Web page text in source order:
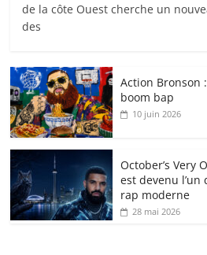
de la côte Ouest cherche un
des
Action Bronson
boom bap
10 juin 2026
October’s Very
est devenu
rap moderne
28 mai 2026